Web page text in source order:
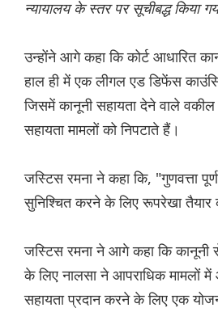
न्यायालय के स्तर पर सूचीबद्ध किया
उन्होंने आगे कहा कि कोर्ट आधारित
हाल ही में एक लीगल एड डिफेंस
जिसमें कानूनी सहायता देने वाले
सहायता मामलों को निपटाते हैं।
जस्टिस रमना ने कहा कि, "गुणवत्ता
सुनिश्चित करने के लिए रूपरेखा
जस्टिस रमना ने आगे कहा कि
के लिए नालसा ने आपराधिक मामलों में
सहायता प्रदान करने के लिए एक